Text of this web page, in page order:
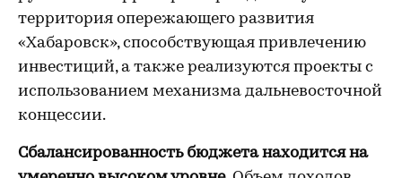
территория опережающего развития
«Хабаровск», способствующая привлечению
инвестиций, а также реализуются проекты с
использованием механизма дальневосточной
концессии.
Сбалансированность бюджета находится на